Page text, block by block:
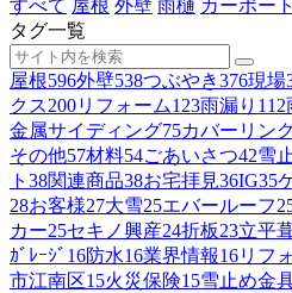
すべて 屋根 外壁 雨樋 カーポート
タグ一覧
屋根596外壁538つぶやき376現場
クス200リフォーム123雨漏り 112
金属サイディング75カバーリン
その他57材料54ごあいさつ42雪
ト 38関連商品38お宅拝見36IG35
28お客様27大雪25エバールーフ
カー25セキノ興産24折板23立平
ｶﾞﾚｰｼﾞ 16防水16業界情報16リフ
市江南区15火災保険15雪止め金